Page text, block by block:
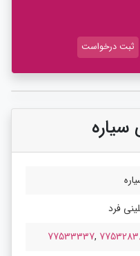
سیاره
فرد
,
77533337